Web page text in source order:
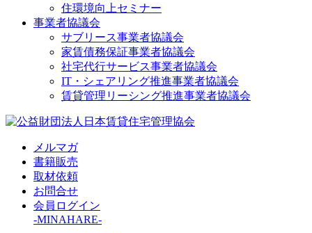
住環境向上セミナー
事業者協議会
サブリース事業者協議会
家賃債務保証事業者協議会
社宅代行サービス事業者協議会
IT・シェアリング推進事業者協議会
賃貸管理リーシング推進事業者協議会
メルマガ
書籍販売
取材依頼
お問合せ
会員ログイン
-MINAHARE-